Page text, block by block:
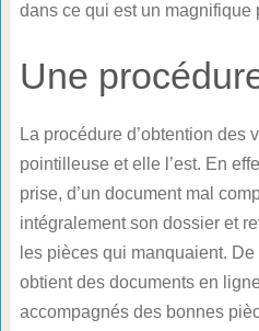
dans ce qui est un magnifique
Une
La procédure d’obtention des
pointilleuse et elle l’est. En
prise, d’un document mal
intégralement son dossier et
les pièces qui manquaient. De
obtient des documents en
accompagnés des bonnes